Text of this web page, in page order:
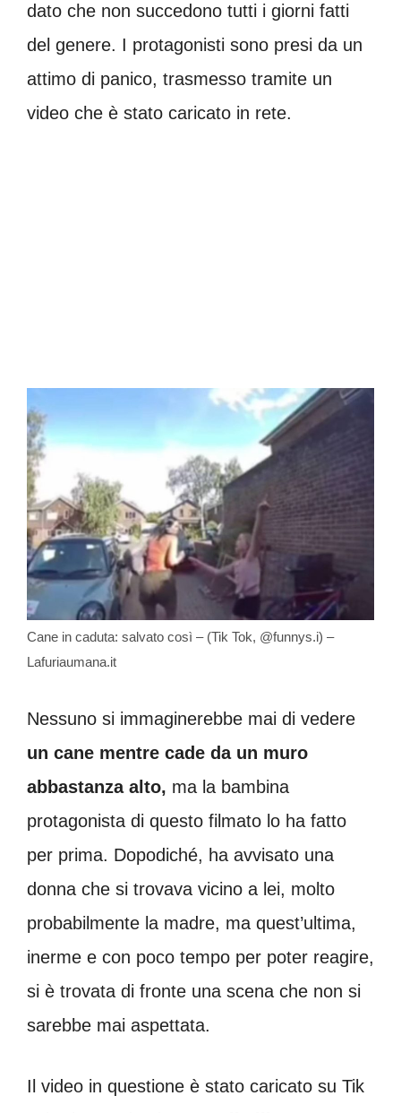
dato che non succedono tutti i giorni fatti
del genere. I protagonisti sono presi da un
attimo di panico, trasmesso tramite un
video che è stato caricato in rete.
Cane in caduta: salvato così – (Tik Tok, @funnys.i) –
Lafuriaumana.it
Nessuno si immaginerebbe mai di vedere
un cane mentre cade da un muro
abbastanza alto, ma la bambina
protagonista di questo filmato lo ha fatto
per prima. Dopodiché, ha avvisato una
donna che si trovava vicino a lei, molto
probabilmente la madre, ma quest’ultima,
inerme e con poco tempo per poter reagire,
si è trovata di fronte una scena che non si
sarebbe mai aspettata.
Il video in questione è stato caricato su Tik